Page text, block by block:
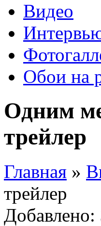
Видео
Обои на
Одним
трейлер
Главная »
трейлер
Добавлено: